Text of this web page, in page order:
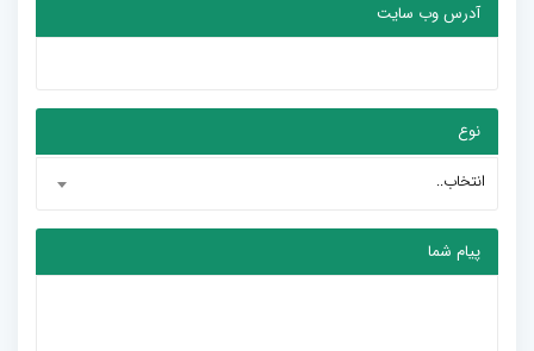
آدرس وب سایت
نوع
انتخاب..
پیام شما